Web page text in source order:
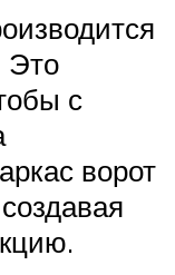
Это
с
ворот